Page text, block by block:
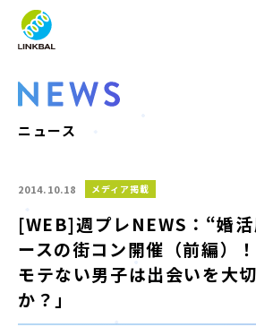
WHO WE ARE
SERVICE
IR
RECRUIT
NEWS
JP
ニュース
2014.10.18 メディア掲載
[WEB]週プレNEWS：“婚
ースの街コン開催（前編）
モテない男子は出会いを大
か？」